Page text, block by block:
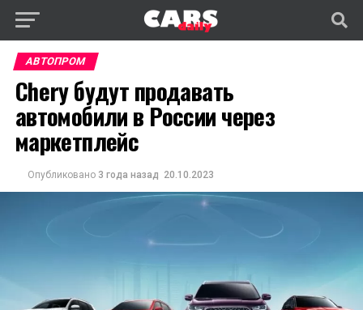
АВТОПРОМ
Chery будут продавать
автомобили в России через
маркетплейс
Опубликовано 3 года назад 20.10.2023